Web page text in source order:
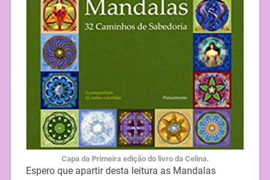
Capa da Primeira edição do livro da Celina.
Espero que apartir desta leitura as Mandalas